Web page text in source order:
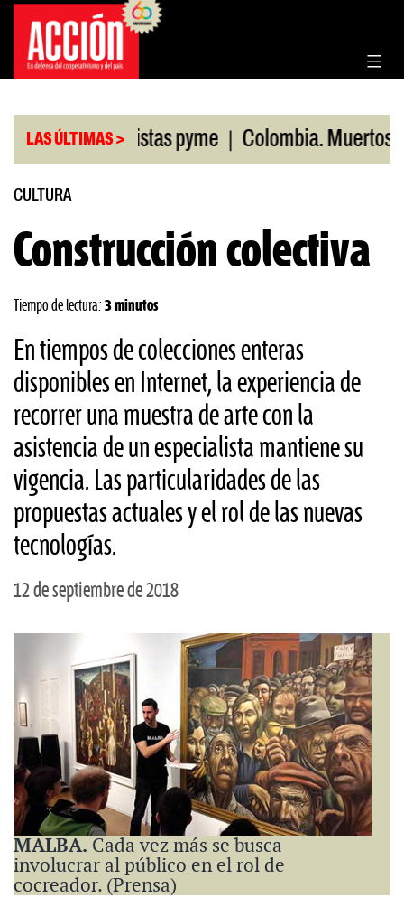
Saltar
contenido
LAS ÚLTIMAS >
minoristas pyme | Colombia. Muertos por
CULTURA
Construcción colectiva
Tiempo de lectura: 3 minutos
En tiempos de colecciones enteras
disponibles en Internet, la experiencia de
recorrer una muestra de arte con la
asistencia de un especialista mantiene su
vigencia. Las particularidades de las
propuestas actuales y el rol de las nuevas
tecnologías.
12 de septiembre de 2018
MALBA. Cada vez más se busca
involucrar al público en el rol de
cocreador. (Prensa)